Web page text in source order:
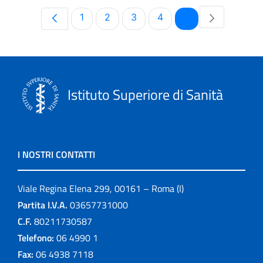
Pagina
1 Pagina
2 Pagina
3 Pagina
4 Pagina
Istituto Superiore di Sanità
I NOSTRI CONTATTI
Viale Regina Elena 299, 00161 – Roma (I)
Partita I.V.A. 03657731000
C.F. 80211730587
Telefono: 06 4990 1
Fax: 06 4938 7118